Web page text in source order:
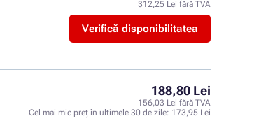
312,25 Lei fără TVA
Verifică disponibilitatea
188,80 Lei
156,03 Lei fără TVA
Cel mai mic preț în ultimele 30 de zile: 173,95 Lei